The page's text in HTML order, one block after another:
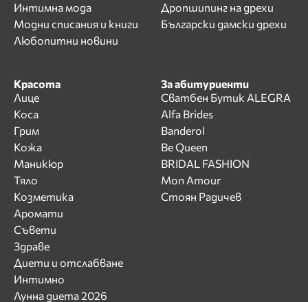
Интимна мода
Модни списания и книги
Любопитни новини
Дропшипинг на дрехи
Български дамски дрехи
Красота
Лице
Коса
Грим
Кожа
Маникюр
Тяло
Козметика
Аромати
Съвети
Здраве
Диети и отслабване
Интимно
Лунна диета 2026
За абитуриенти
Сватбен Бутик ALEGRA
Alfa Brides
Banderol
Be Queen
BRIDAL FASHION
Mon Amour
Стоян Радичев